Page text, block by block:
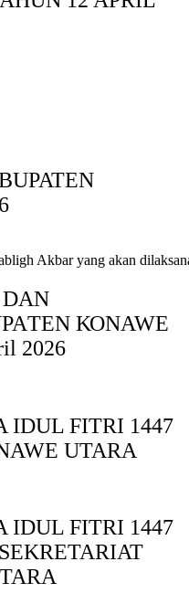
Akbar yang akan
ΚΟNAWE
2026
IDUL FITRI 1447
UTARA
IDUL FITRI 1447